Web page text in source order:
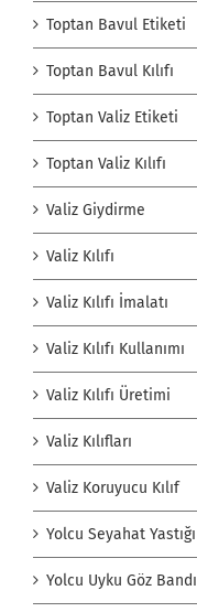
Toptan Bavul Etiketi
Toptan Bavul Kılıfı
Toptan Valiz Etiketi
Toptan Valiz Kılıfı
Valiz Giydirme
Valiz Kılıfı
Valiz Kılıfı İmalatı
Valiz Kılıfı Kullanımı
Valiz Kılıfı Üretimi
Valiz Kılıfları
Valiz Koruyucu Kılıf
Yolcu Seyahat Yastığı
Yolcu Uyku Göz Bandı